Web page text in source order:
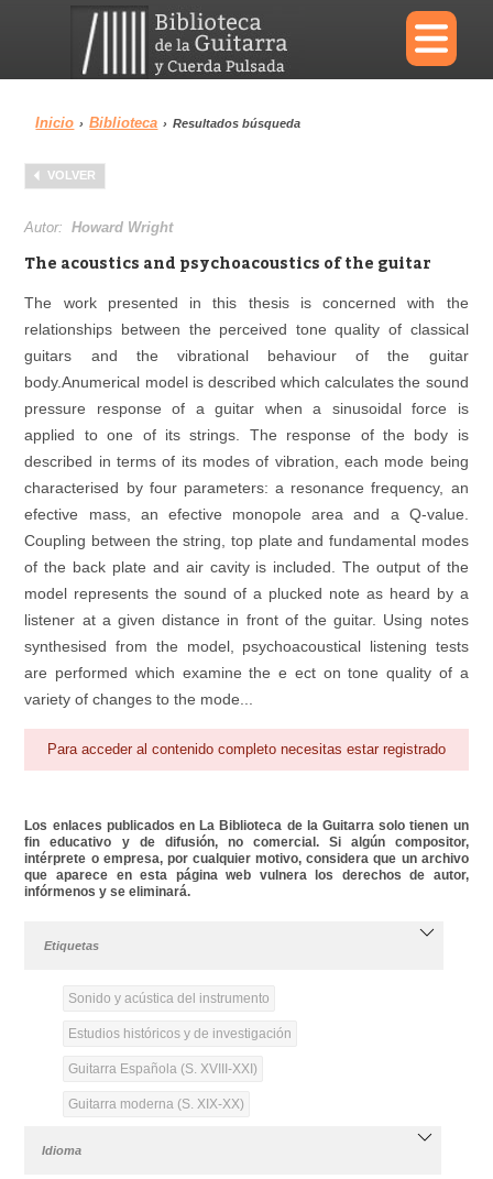
×
Menu
Biblioteca
Área personal Reproductor
Inicio › Biblioteca › Resultados búsqueda
VOLVER
Autor:Howard Wright
The acoustics and psychoacoustics of the guitar
The work presented in this thesis is concerned with the
relationships between the perceived tone quality of classical
guitars and the vibrational behaviour of the guitar
body.Anumerical model is described which calculates the sound
pressure response of a guitar when a sinusoidal force is
applied to one of its strings. The response of the body is
described in terms of its modes of vibration, each mode being
characterised by four parameters: a resonance frequency, an
efective mass, an efective monopole area and a Q-value.
Coupling between the string, top plate and fundamental modes
of the back plate and air cavity is included. The output of the
model represents the sound of a plucked note as heard by a
listener at a given distance in front of the guitar. Using notes
synthesised from the model, psychoacoustical listening tests
are performed which examine the e ect on tone quality of a
variety of changes to the mode...
Para acceder al contenido completo necesitas estar registrado
Los enlaces publicados en La Biblioteca de la Guitarra solo tienen un
fin educativo y de difusión, no comercial. Si algún compositor,
intérprete o empresa, por cualquier motivo, considera que un archivo
que aparece en esta página web vulnera los derechos de autor,
infórmenos y se eliminará.
Etiquetas
Sonido y acústica del instrumento
Estudios históricos y de investigación
Guitarra Española (S. XVIII-XXI)
Guitarra moderna (S. XIX-XX)
Idioma